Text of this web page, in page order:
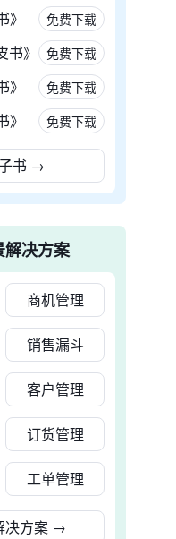
》 免费下载
书》 免费下载
》 免费下载
》 免费下载
书 →
解决方案
商机管理
销售漏斗
客户管理
订货管理
工单管理
决方案 →